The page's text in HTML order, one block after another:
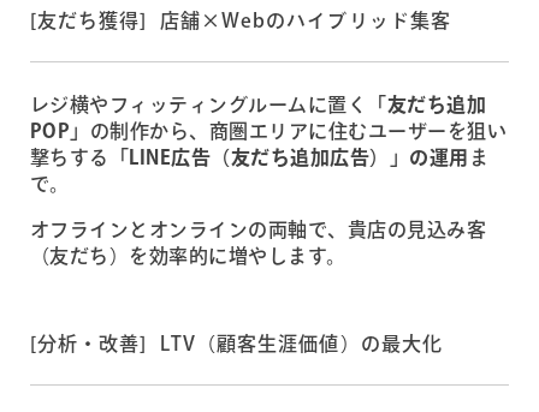
[友だち獲得] 店舗×Webのハイブリッド集客
レジ横やフィッティングルームに置く
「友だち追加
POP」 の制作から、商圏エリアに住むユーザーを狙い
撃ちする
「LINE広告（友だち追加広告）」の運用 ま
で。
オフラインとオンラインの両軸で、貴店の見込み客
（友だち）を効率的に増やします。
[分析・改善] LTV（顧客生涯価値）の最大化